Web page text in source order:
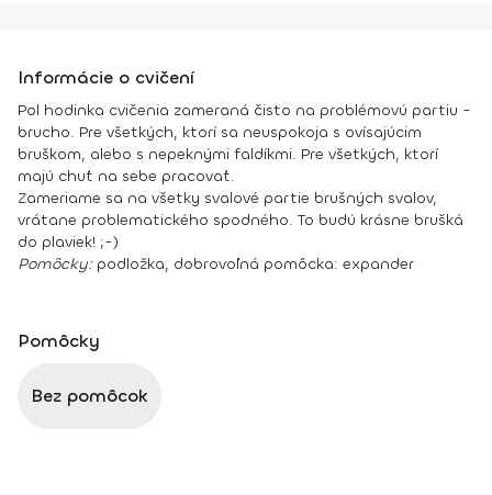
Informácie o cvičení
Pol hodinka cvičenia zameraná čisto na problémovú partiu -
brucho. Pre všetkých, ktorí sa neuspokoja s ovísajúcim
bruškom, alebo s nepeknými faldíkmi. Pre všetkých, ktorí
majú chuť na sebe pracovať.
Zameriame sa na všetky svalové partie brušných svalov,
vrátane problematického spodného. To budú krásne brušká
do plaviek! ;-)
Pomôcky: podložka, dobrovoľná pomôcka: expander
Pomôcky
Bez pomôcok